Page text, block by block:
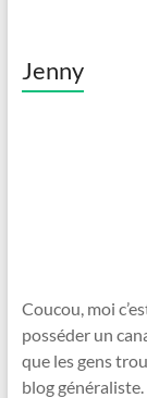
Jenny
Coucou, moi
posséder un
que les gens
blog généraliste.